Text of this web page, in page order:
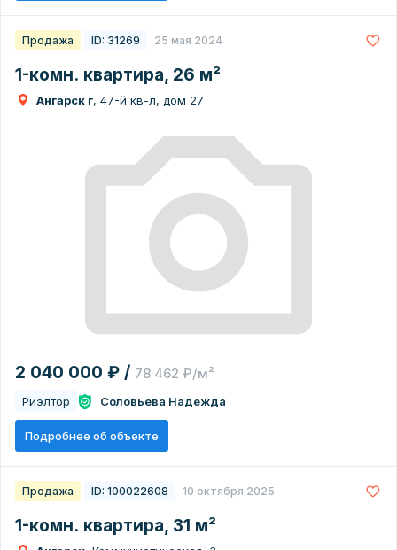
Продажа ID: 31269 25 мая 2024
1-комн. квартира, 26 м²
Ангарск г, 47-й кв-л, дом 27
2 040 000 ₽ / 78 462 ₽/м²
Риэлтор Соловьева Надежда
Подробнее об объекте
Продажа ID: 100022608 10 октября 2025
1-комн. квартира, 31 м²